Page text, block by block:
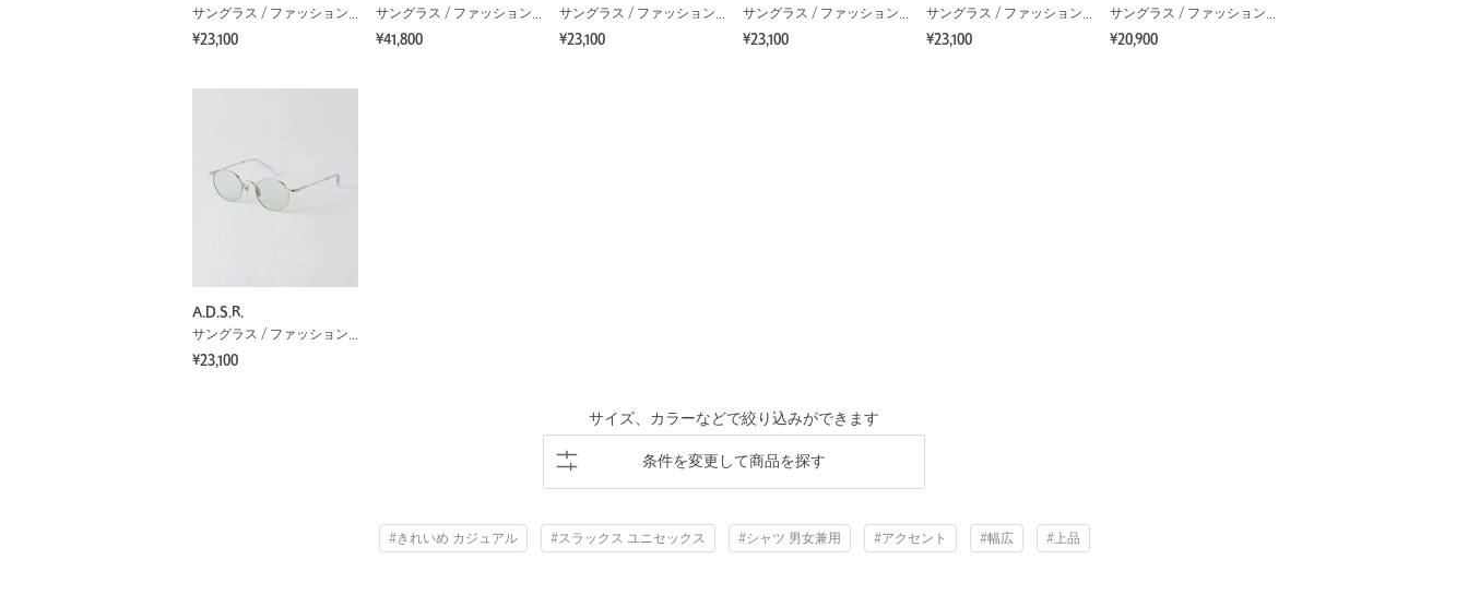
サングラス / ファッショングラス
¥23,100
サングラス / ファッショングラス
¥41,800
サングラス / ファッショングラス
¥23,100
サングラス / ファッショングラス
¥23,100
サングラス / ファッショングラス
¥23,100
サングラス / ファッショングラス
¥20,900
A.D.S.R.
サングラス / ファッショングラス
¥23,100
サイズ、カラーなどで絞り込みができます
条件を変更して商品を探す
#きれいめ カジュアル #スラックス ユニセックス #シャツ 男女兼用 #アクセント #幅広 #上品